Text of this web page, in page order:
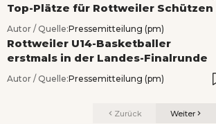
Top-Plätze für Rottweiler Schützen
Autor / Quelle:Pressemitteilung (pm)
Rottweiler U14-Basketballer
erstmals in der Landes-Finalrunde
Autor / Quelle:Pressemitteilung (pm)
Zurück Weiter